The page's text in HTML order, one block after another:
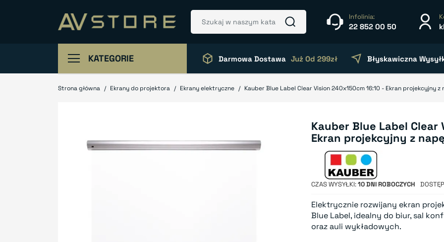
Infolinia:
22 852 00 50
KATEGORIE Darmowa Dostawa Już Od 299zł Błyskawiczna
Strona główna Ekrany do projektora Ekrany elektryczne Kauber Blue Label Clear Vision 240x150cm 16:10 - Ekran projekcyjny
Kauber Blue Label Clear
Ekran projekcyjny z
CZAS WYSYŁKI 10 DNI ROBOCZYCH
Elektrycznie rozwijany ekran
Blue Label, idealny do biur, sal
oraz auli wykładowych.